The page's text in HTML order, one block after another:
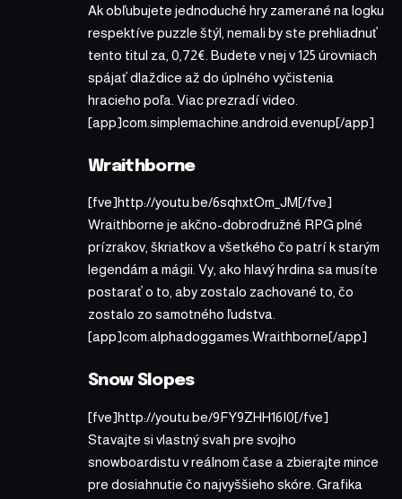
Ak obľubujete jednoduché hry zamerané na logku
respektíve puzzle štýl, nemali by ste prehliadnuť
tento titul za, 0,72€. Budete v nej v 125 úrovniach
spájať dlaždice až do úplného vyčistenia
hracieho poľa. Viac prezradí video.
[app]com.simplemachine.android.evenup[/app]
Wraithborne
[fve]http://youtu.be/6sqhxtOm_JM[/fve]
Wraithborne je akčno-dobrodružné RPG plné
prízrakov, škriatkov a všetkého čo patrí k starým
legendám a mágii. Vy, ako hlavý hrdina sa musíte
postarať o to, aby zostalo zachované to, čo
zostalo zo samotného ľudstva.
[app]com.alphadoggames.Wraithborne[/app]
Snow Slopes
[fve]http://youtu.be/9FY9ZHH16I0[/fve]
Stavajte si vlastný svah pre svojho
snowboardistu v reálnom čase a zbierajte mince
pre dosiahnutie čo najvyššieho skóre. Grafika